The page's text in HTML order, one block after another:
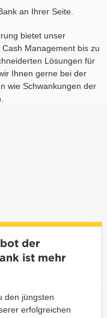
an Ihrer Seite.
bietet unser
Management bis zu
Lösungen für
Ihnen gerne bei der
wie Schwankungen der
der
ist mehr
den jüngsten
erfolgreichen